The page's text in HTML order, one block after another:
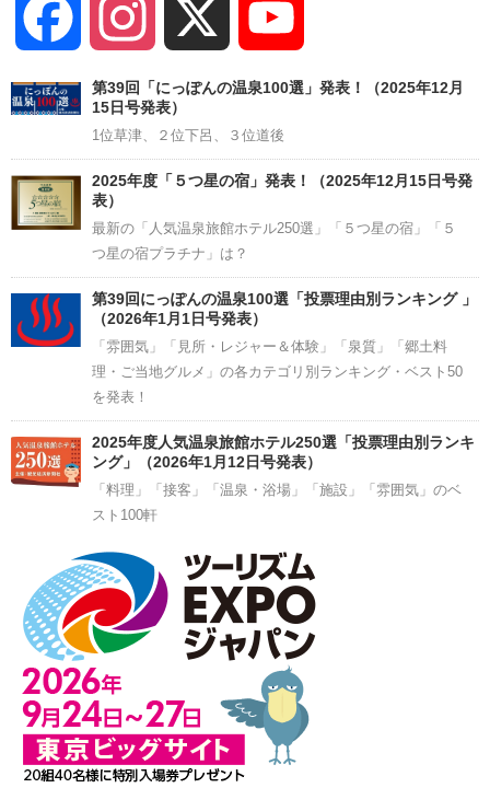
Facebook Instagram
Channel
第39回「にっぽんの温泉100選」発表！（2025年12月
15日号発表）
1位草津、２位下呂、３位道後
2025年度「５つ星の宿」発表！（2025年12月15日号発
表）
最新の「人気温泉旅館ホテル250選」「５つ星の宿」「５
つ星の宿プラチナ」は？
第39回にっぽんの温泉100選「投票理由別ランキング 」
（2026年1月1日号発表）
「雰囲気」「見所・レジャー＆体験」「泉質」「郷土料
理・ご当地グルメ」の各カテゴリ別ランキング・ベスト50
を発表！
2025年度人気温泉旅館ホテル250選「投票理由別ランキ
ング」（2026年1月12日号発表）
「料理」「接客」「温泉・浴場」「施設」「雰囲気」のベ
スト100軒